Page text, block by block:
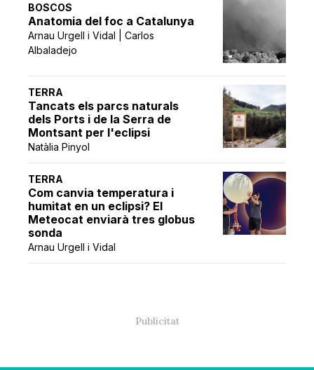
BOSCOS
Anatomia del foc a Catalunya
Arnau Urgell i Vidal | Carlos
Albaladejo
TERRA
Tancats els parcs naturals
dels Ports i de la Serra de
Montsant per l'eclipsi
Natàlia Pinyol
TERRA
Com canvia temperatura i
humitat en un eclipsi? El
Meteocat enviarà tres globus
sonda
Arnau Urgell i Vidal